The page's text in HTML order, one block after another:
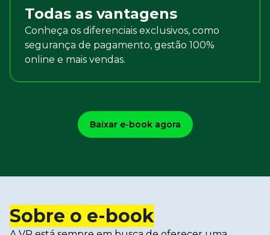
Todas as vantagens
Conheça os diferenciais exclusivos, como
segurança de pagamento, gestão 100%
online e mais vendas.
Baixar e-book agora
Sobre o e-book